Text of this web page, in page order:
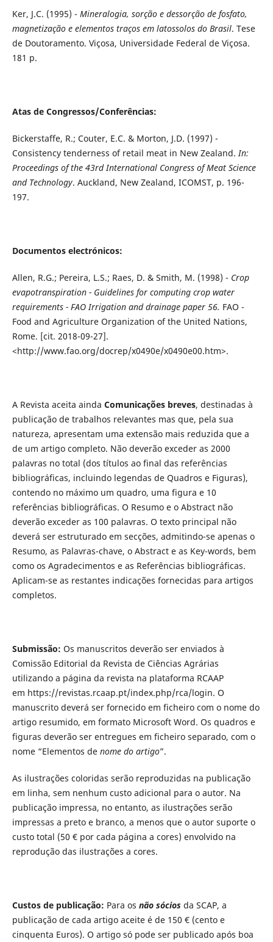
Ker, J.C. (1995) - Mineralogia, sorção e dessorção de fosfato,
magnetização e elementos traços em latossolos do Brasil. Tese
de Doutoramento. Viçosa, Universidade Federal de Viçosa.
181 p.
Atas de Congressos/Conferências:
Bickerstaffe, R.; Couter, E.C. & Morton, J.D. (1997) -
Consistency tenderness of retail meat in New Zealand. In:
Proceedings of the 43rd International Congress of Meat Science
and Technology. Auckland, New Zealand, ICOMST, p. 196-
197.
Documentos electrónicos:
Allen, R.G.; Pereira, L.S.; Raes, D. & Smith, M. (1998) - Crop
evapotranspiration - Guidelines for computing crop water
requirements - FAO Irrigation and drainage paper 56. FAO -
Food and Agriculture Organization of the United Nations,
Rome. [cit. 2018-09-27].
<http://www.fao.org/docrep/x0490e/x0490e00.htm>.
A Revista aceita ainda Comunicações breves, destinadas à
publicação de trabalhos relevantes mas que, pela sua
natureza, apresentam uma extensão mais reduzida que a
de um artigo completo. Não deverão exceder as 2000
palavras no total (dos títulos ao final das referências
bibliográficas, incluindo legendas de Quadros e Figuras),
contendo no máximo um quadro, uma figura e 10
referências bibliográficas. O Resumo e o Abstract não
deverão exceder as 100 palavras. O texto principal não
deverá ser estruturado em secções, admitindo-se apenas o
Resumo, as Palavras-chave, o Abstract e as Key-words, bem
como os Agradecimentos e as Referências bibliográficas.
Aplicam-se as restantes indicações fornecidas para artigos
completos.
Submissão: Os manuscritos deverão ser enviados à
Comissão Editorial da Revista de Ciências Agrárias
utilizando a página da revista na plataforma RCAAP
em https://revistas.rcaap.pt/index.php/rca/login. O
manuscrito deverá ser fornecido em ficheiro com o nome do
artigo resumido, em formato Microsoft Word. Os quadros e
figuras deverão ser entregues em ficheiro separado, com o
nome “Elementos de nome do artigo”.
As ilustrações coloridas serão reproduzidas na publicação
em linha, sem nenhum custo adicional para o autor. Na
publicação impressa, no entanto, as ilustrações serão
impressas a preto e branco, a menos que o autor suporte o
custo total (50 € por cada página a cores) envolvido na
reprodução das ilustrações a cores.
Custos de publicação: Para os não sócios da SCAP, a
publicação de cada artigo aceite é de 150 € (cento e
cinquenta Euros). O artigo só pode ser publicado após boa